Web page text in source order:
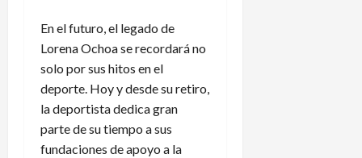
En el futuro, el legado de
Lorena Ochoa se recordará no
solo por sus hitos en el
deporte. Hoy y desde su retiro,
la deportista dedica gran
parte de su tiempo a sus
fundaciones de apoyo a la